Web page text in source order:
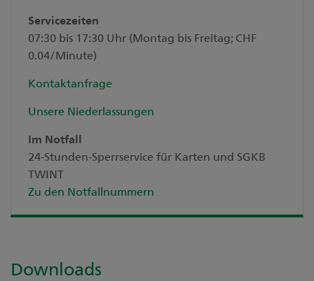
Servicezeiten
07:30 bis 17:30 Uhr (Montag bis Freitag; CHF
0.04/Minute)
Kontaktanfrage
Unsere Niederlassungen
Im Notfall
24-Stunden-Sperrservice für Karten und SGKB
TWINT
Zu den Notfallnummern
Downloads